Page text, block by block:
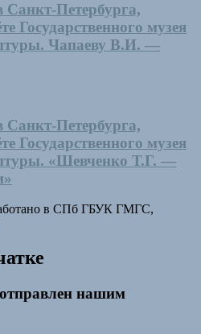
Петербурга,
Государственного музея
Чапаеву В.И. —
Петербурга,
Государственного музея
«Шевченко Т.Г. —
в СПб ГБУК ГМГС,
нашим